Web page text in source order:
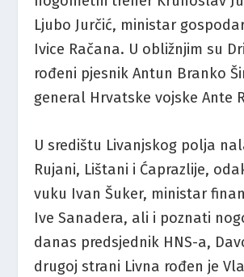
Ljubo Jurčić, ministar
Ivice Račana. U obližnjim su
rođeni pjesnik Antun Branko
general Hrvatske vojske Ante
U središtu Livanjskog polja
Rujani, Lištani i Ćaprazlije,
vuku Ivan Šuker, ministar
Ive Sanadera, ali i poznati
danas predsjednik HNS-a,
drugoj strani Livna rođen je